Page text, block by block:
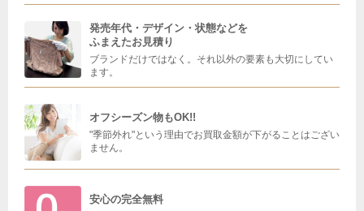
発売年代・デザイン・状態などを
ふまえたお見積り
ブランドだけではなく。それ以外の要素も大切にしてい
ます。
オフシーズン物もOK!!
"季節外れ"という理由でお買取金額が下がることはござい
ません。
安心の完全無料